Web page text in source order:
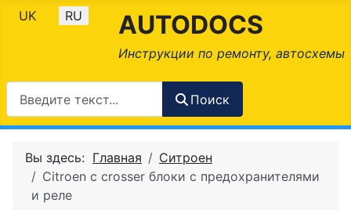
Выберите язык
UK RU AUTODOCS
Инструкции по ремонту, автосхемы
Поиск
Вы здесь: Главная
Ситроен
Citroen c crosser блоки с предохранителями
и реле